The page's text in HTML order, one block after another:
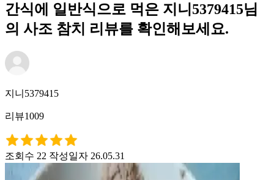
간식에 일반식으로 먹은 지니5379415님
의 사조 참치 리뷰를 확인해보세요.
지니5379415
리뷰1009
조회수 22 작성일자 26.05.31